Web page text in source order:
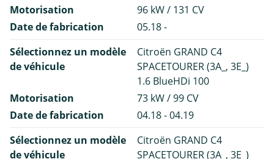
Motorisation
96 kW / 131 CV
Date de fabrication
05.18 -
Sélectionnez un modèle
de véhicule
Citroën GRAND C4
SPACETOURER (3A_, 3E_)
1.6 BlueHDi 100
Motorisation
73 kW / 99 CV
Date de fabrication
04.18 - 04.19
Sélectionnez un modèle
de véhicule
Citroën GRAND C4
SPACETOURER (3A_, 3E_)